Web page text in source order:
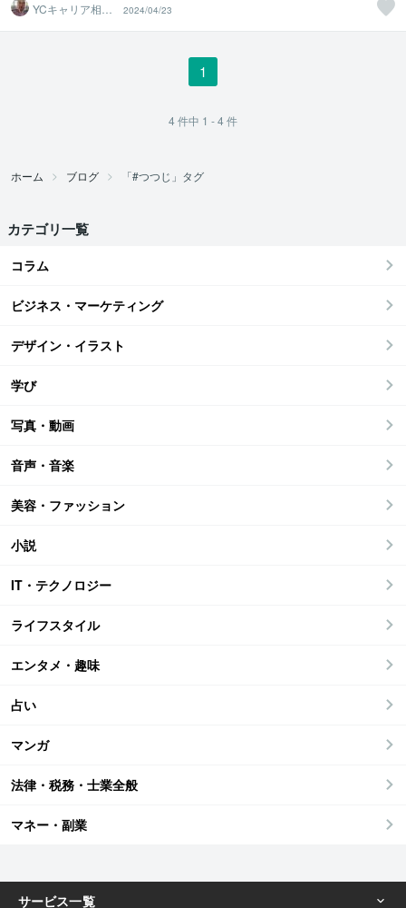
YCキャリア相談
2024/04/23
1
4件中 1 - 4件
ホーム ブログ 「#つつじ」タグ
カテゴリ一覧
コラム
ビジネス・マーケティング
デザイン・イラスト
学び
写真・動画
音声・音楽
美容・ファッション
小説
IT・テクノロジー
ライフスタイル
エンタメ・趣味
占い
マンガ
法律・税務・士業全般
マネー・副業